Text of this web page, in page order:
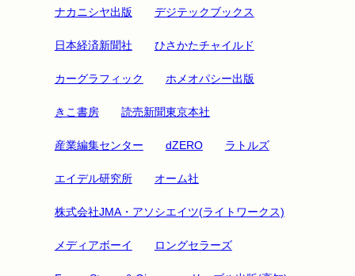
ナカニシヤ出版 デジテックブックス
日本経済新聞社 ひさかたチャイルド
カーグラフィック ホメオパシー出版
きこ書房 読売新聞東京本社
産業編集センター dZERO ラトルズ
エイデル研究所 オーム社
株式会社JMA・アソシエイツ(ライトワークス)
メディアボーイ ロングセラーズ